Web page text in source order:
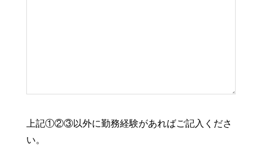
上記①②③以外に勤務経験があればご記入くださ
い。